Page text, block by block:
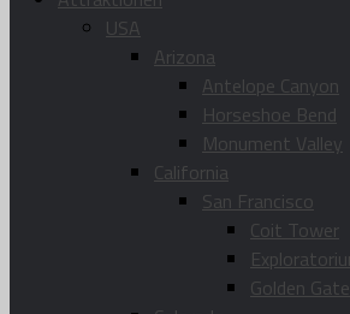
USA
Arizona
Antelope Canyon
Horseshoe Bend
Monument Valley
California
San Francisco
Coit Tower
Golden